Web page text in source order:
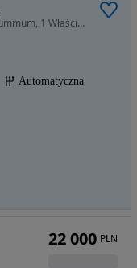
2400 cm3 • 163 KM • Volvo XC60 2.4D AWD Summum, 1 Właściciel od nowości (Salon PL), FV
Automatyczna
22 000 PLN